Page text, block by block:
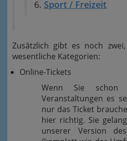
Sport / Freizeit
Zusätzlich gibt es noch
wesentliche Kategorien:
Online-Tickets
Wenn Sie schon
Veranstaltungen es
nur das Ticket
hier richtig. Sie
unserer Version